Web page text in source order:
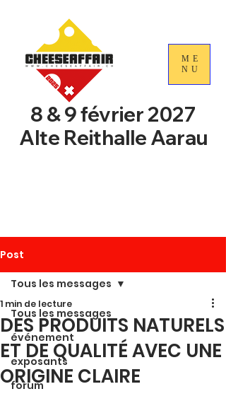
ME
NU
8 & 9 février 2027
Alte Reithalle Aarau
Post
Tous les messages
événement
exposants
forum
Tous les messages
DES PRODUITS NATURELS
ET DE QUALITÉ AVEC UNE
ORIGINE CLAIRE
1 min de lecture